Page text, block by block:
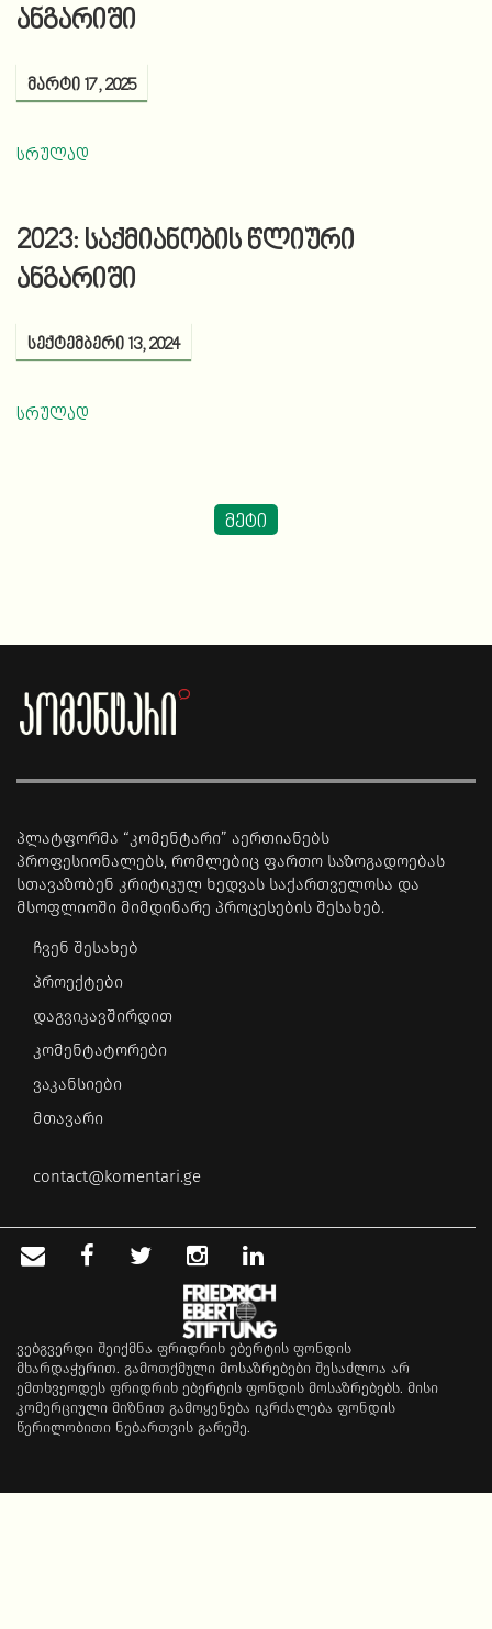
ანგარიში
მარტი 17, 2025
სრულად
2023: საქმიანობის წლიური
ანგარიში
სექტემბერი 13, 2024
სრულად
მეტი
პლატფორმა “კომენტარი” აერთიანებს
პროფესიონალებს, რომლებიც ფართო საზოგადოებას
სთავაზობენ კრიტიკულ ხედვას საქართველოსა და
მსოფლიოში მიმდინარე პროცესების შესახებ.
ჩვენ შესახებ
პროექტები
დაგვიკავშირდით
კომენტატორები
ვაკანსიები
მთავარი
contact@komentari.ge
ვებგვერდი შეიქმნა ფრიდრიხ ებერტის ფონდის
მხარდაჭერით. გამოთქმული მოსაზრებები შესაძლოა არ
ემთხვეოდეს ფრიდრიხ ებერტის ფონდის მოსაზრებებს. მისი
კომერციული მიზნით გამოყენება იკრძალება ფონდის
წერილობითი ნებართვის გარეშე.